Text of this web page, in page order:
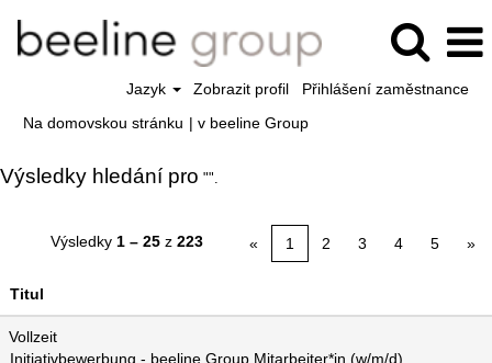
Jazyk Zobrazit profil
Přihlášení zaměstnance
Na domovskou stránku | v beeline Group(aktuální
Výsledky hledání pro "".
Výsledky 1 – 25 z 223 « 1 2 3 4 5 »
Titul
Vollzeit
Initiativbewerbung - beeline Group Mitarbeiter*in (w/m/d)